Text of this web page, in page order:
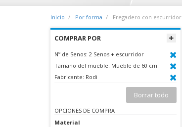
Inicio Por forma Fregadero con escurridor
COMPRAR POR
Nº de Senos: 2 Senos + escurridor
Tamaño del mueble: Mueble de 60 cm.
Fabricante: Rodi
Borrar todo
OPCIONES DE COMPRA
Material